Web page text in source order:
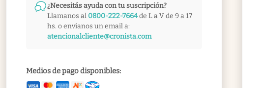
¿Necesitás ayuda con tu suscripción?
Llamanos al 0800-222-7664de L a V de 9 a 17
hs. o envianos un email a:
atencionalcliente@cronista.com
Medios de pago disponibles: